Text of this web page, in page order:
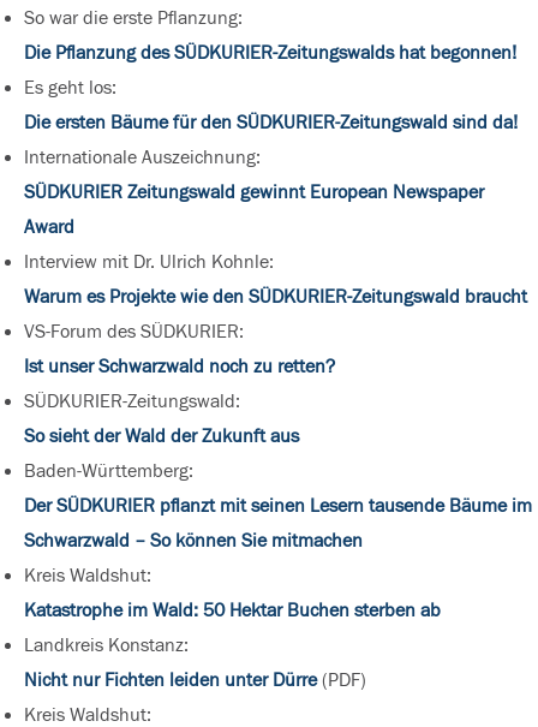
So war die erste Pflanzung:
Die Pflanzung des SÜDKURIER-Zeitungswalds hat begonnen!
Es geht los:
Die ersten Bäume für den SÜDKURIER-Zeitungswald sind da!
Internationale Auszeichnung:
SÜDKURIER Zeitungswald gewinnt European Newspaper
Award
Interview mit Dr. Ulrich Kohnle:
Warum es Projekte wie den SÜDKURIER-Zeitungswald braucht
VS-Forum des SÜDKURIER:
Ist unser Schwarzwald noch zu retten?
SÜDKURIER-Zeitungswald:
So sieht der Wald der Zukunft aus
Baden-Württemberg:
Der SÜDKURIER pflanzt mit seinen Lesern tausende Bäume im
Schwarzwald – So können Sie mitmachen
Kreis Waldshut:
Katastrophe im Wald: 50 Hektar Buchen sterben ab
Landkreis Konstanz:
Nicht nur Fichten leiden unter Dürre(PDF)
Kreis Waldshut: